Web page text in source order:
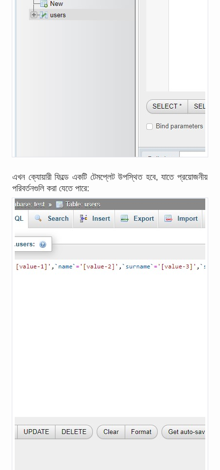
এখন ক্যোয়ারী ফিল্ডে একটি টেমপ্লেট উপস্থিত হবে, যাতে প্রয়োজনীয়
পরিবর্তনগুলি করা যেতে পারে: